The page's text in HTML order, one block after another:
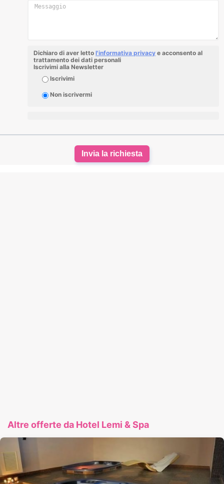
Dichiaro di aver letto l'informativa privacy e acconsento al
trattamento dei dati personali
Iscrivimi alla Newsletter
Iscrivimi
Non iscrivermi
Invia la richiesta
Altre offerte da Hotel Lemi & Spa